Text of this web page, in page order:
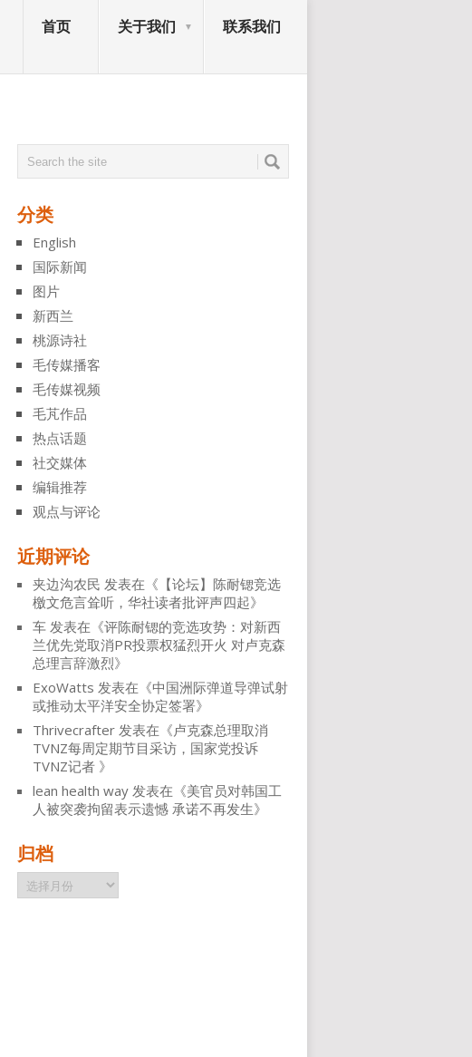
首页 关于我们 联系我们
分类
English
国际新闻
图片
新西兰
桃源诗社
毛传媒播客
毛传媒视频
毛芃作品
热点话题
社交媒体
编辑推荐
观点与评论
近期评论
夹边沟农民 发表在《 【论坛】陈耐锶竞选
檄文危言耸听，华社读者批评声四起》
车 发表在《评陈耐锶的竞选攻势：对新西
兰优先党取消PR投票权猛烈开火 对卢克森
总理言辞激烈》
ExoWatts 发表在《中国洲际弹道导弹试射
或推动太平洋安全协定签署》
Thrivecrafter 发表在《卢克森总理取消
TVNZ每周定期节目采访，国家党投诉
TVNZ记者 》
lean health way 发表在《美官员对韩国工
人被突袭拘留表示遗憾 承诺不再发生》
归档
归
档